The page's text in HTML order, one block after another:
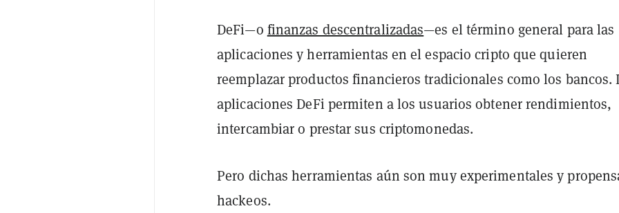
DeFi—o finanzas descentralizadas—es el término general para las
aplicaciones y herramientas en el espacio cripto que quieren
reemplazar productos financieros tradicionales como los bancos.
aplicaciones DeFi permiten a los usuarios obtener rendimientos,
intercambiar o prestar sus criptomonedas.
Pero dichas herramientas aún son muy experimentales y
hackeos.